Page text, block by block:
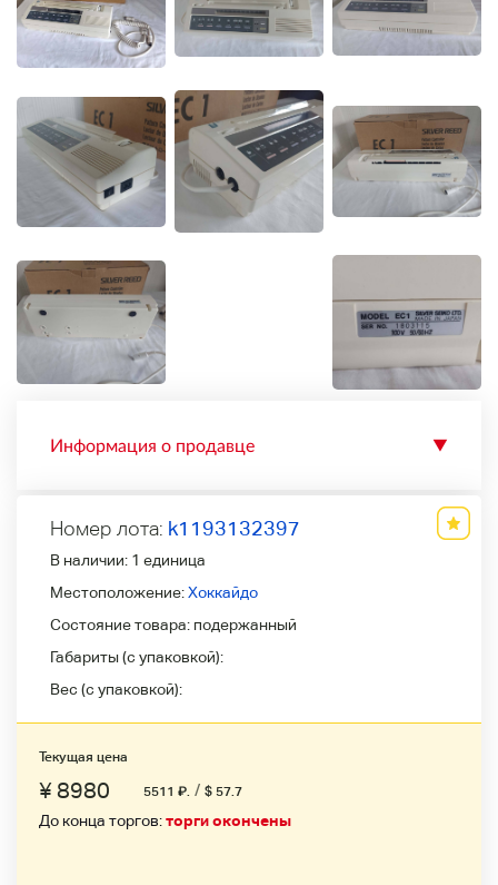
Информация о продавце ▼
Номер лота: k1193132397
В наличии: 1 единица
Местоположение:Хоккайдо
Состояние товара: подержанный
Габариты (с упаковкой):
Вес (с упаковкой):
Текущая цена
¥ 8980 5511 ₽ / $ 57.7
До конца торгов:торги окончены